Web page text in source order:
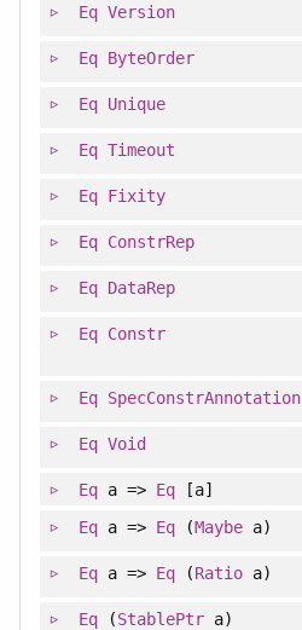
Eq Version
Eq ByteOrder
Eq Unique
Eq Timeout
Eq Fixity
Eq ConstrRep
Eq DataRep
Eq Constr
Eq SpecConstrAnnotation
Eq Void
Eqa => Eq [a]
Eqa => Eq (Maybe a)
Eqa => Eq (Ratio a)
Eq(StablePtr a)